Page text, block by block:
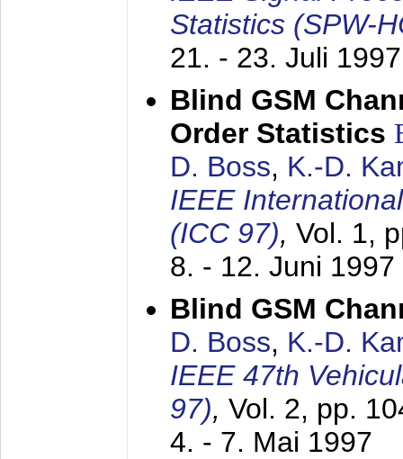
Statistics (SPW-
21. - 23. Juli 1997
Blind GSM
Order Statistics
D. Boss, K.-D.
IEEE
(ICC 97), Vol. 1,
8. - 12. Juni 1997
Blind GSM
D. Boss, K.-D.
IEEE 47th
97), Vol. 2, pp.
4. - 7. Mai 1997